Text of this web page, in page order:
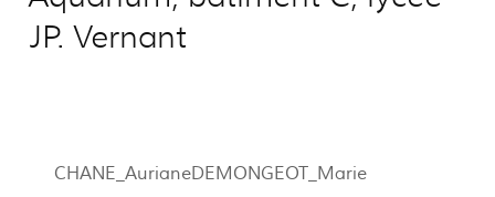
JP. Vernant
CHANE_AurianeDEMONGEOT_Marie